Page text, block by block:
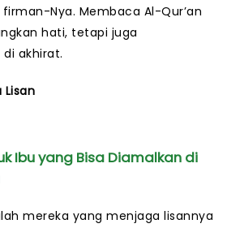
Nya. Membaca Al-Qur’an
hati, tetapi juga
akhirat.
Ibu yang Bisa Diamalkan di
mereka yang menjaga lisannya